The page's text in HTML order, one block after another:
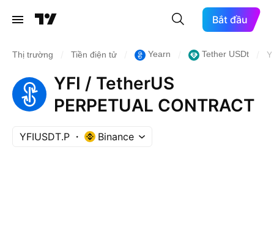
Bắt đầu
Thị trường Tiền điện tử Yearn Tether USDt
YFI / TetherUS
PERPETUAL CONTRACT
YFIUSDT.P Binance